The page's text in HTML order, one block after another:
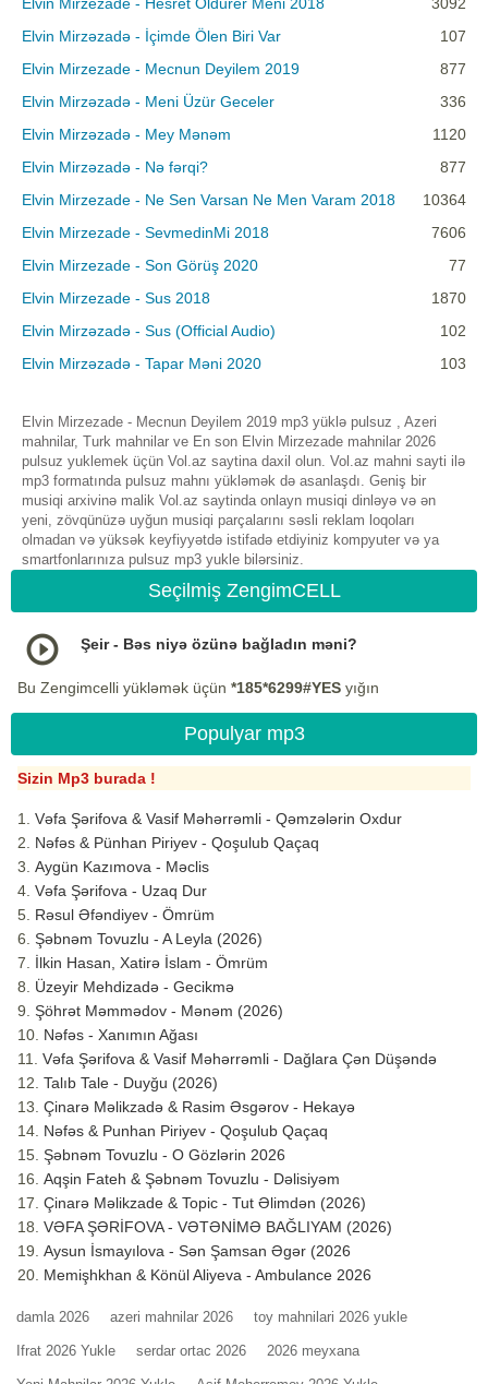
Elvin Mirzəzadə - İçimde Ölen Biri Var
107
Elvin Mirzezade - Mecnun Deyilem 2019
877
Elvin Mirzəzadə - Meni Üzür Geceler
336
Elvin Mirzəzadə - Mey Mənəm
1120
Elvin Mirzəzadə - Nə fərqi?
877
Elvin Mirzezade - Ne Sen Varsan Ne Men Varam 2018
10364
Elvin Mirzezade - SevmedinMi 2018
7606
Elvin Mirzezade - Son Görüş 2020
77
Elvin Mirzezade - Sus 2018
1870
Elvin Mirzəzadə - Sus (Official Audio)
102
Elvin Mirzəzadə - Tapar Məni 2020
103
Elvin Mirzezade - Mecnun Deyilem 2019 mp3 yüklə pulsuz , Azeri
mahnilar, Turk mahnilar ve En son Elvin Mirzezade mahnilar 2026
pulsuz yuklemek üçün Vol.az saytina daxil olun. Vol.az mahni sayti ilə
mp3 formatında pulsuz mahnı yükləmək də asanlaşdı. Geniş bir
musiqi arxivinə malik Vol.az saytinda onlayn musiqi dinləyə və ən
yeni, zövqünüzə uyğun musiqi parçalarını səsli reklam loqoları
olmadan və yüksək keyfiyyətdə istifadə etdiyiniz kompyuter və ya
smartfonlarınıza pulsuz mp3 yukle bilərsiniz.
Seçilmiş ZengimCELL
Şeir - Bəs niyə özünə bağladın məni?
Bu Zengimcelli yükləmək üçün *185*6299#YES yığın
Populyar mp3
Sizin Mp3 burada !
Vəfa Şərifova & Vasif Məhərrəmli - Qəmzələrin Oxdur
Nəfəs & Pünhan Piriyev - Qoşulub Qaçaq
Aygün Kazımova - Məclis
Vəfa Şərifova - Uzaq Dur
Rəsul Əfəndiyev - Ömrüm
Şəbnəm Tovuzlu - A Leyla (2026)
İlkin Hasan, Xatirə İslam - Ömrüm
Üzeyir Mehdizadə - Gecikmə
Şöhrət Məmmədov - Mənəm (2026)
Nəfəs - Xanımın Ağası
Vəfa Şərifova & Vasif Məhərrəmli - Dağlara Çən Düşəndə
Talıb Tale - Duyğu (2026)
Çinarə Məlikzadə & Rasim Əsgərov - Hekayə
Nəfəs & Punhan Piriyev - Qoşulub Qaçaq
Şəbnəm Tovuzlu - O Gözlərin 2026
Aqşin Fateh & Şəbnəm Tovuzlu - Dəlisiyəm
Çinarə Məlikzade & Topic - Tut Əlimdən (2026)
VƏFA ŞƏRİFOVA - VƏTƏNİMƏ BAĞLIYAM (2026)
Aysun İsmayılova - Sən Şamsan Əgər (2026
Memişhkhan & Könül Aliyeva - Ambulance 2026
damla 2026 azeri mahnilar 2026 toy mahnilari 2026 yukle
Ifrat 2026 Yukle serdar ortac 2026 2026 meyxana